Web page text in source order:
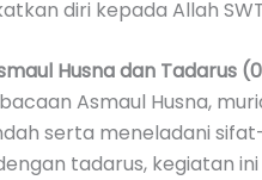
diri kepada Allah
Husna dan Tadarus
Asmaul Husna,
serta meneladani
tadarus, kegiatan